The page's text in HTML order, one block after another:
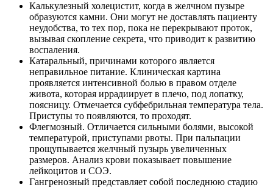
Калькулезный холецистит, когда в желчном пузыре
образуются камни. Они могут не доставлять пациенту
неудобства, то тех пор, пока не перекрывают проток,
вызывая скопление секрета, что приводит к развитию
воспаления.
Катаральный, причинами которого является
неправильное питание. Клиническая картина
проявляется интенсивной болью в правом отделе
живота, которая иррадиирует в плечо, под лопатку,
поясницу. Отмечается субфебрильная температура тела.
Приступы то появляются, то проходят.
Флегмозный. Отличается сильными болями, высокой
температурой, приступами рвоты. При пальпации
прощупывается желчный пузырь увеличенных
размеров. Анализ крови показывает повышение
лейкоцитов и СОЭ.
Гангренозный представляет собой последнюю стадию